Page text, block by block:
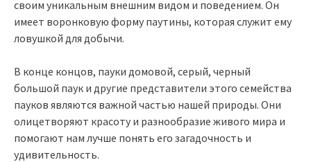
своим уникальным внешним видом и поведением. Он
имеет воронковую форму паутины, которая служит ему
ловушкой для добычи.
В конце концов, пауки домовой, серый, черный
большой паук и другие представители этого семейства
пауков являются важной частью нашей природы. Они
олицетворяют красоту и разнообразие живого мира и
помогают нам лучше понять его загадочность и
удивительность.